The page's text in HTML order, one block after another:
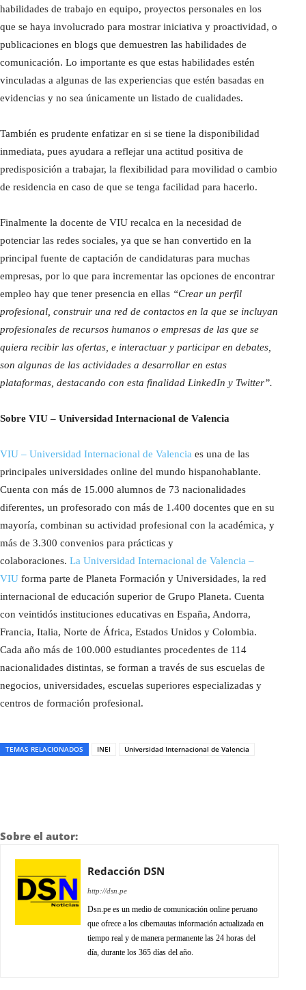
habilidades de trabajo en equipo, proyectos personales en los
que se haya involucrado para mostrar iniciativa y proactividad, o
publicaciones en blogs que demuestren las habilidades de
comunicación. Lo importante es que estas habilidades estén
vinculadas a algunas de las experiencias que estén basadas en
evidencias y no sea únicamente un listado de cualidades.
También es prudente enfatizar en si se tiene la disponibilidad
inmediata, pues ayudara a reflejar una actitud positiva de
predisposición a trabajar, la flexibilidad para movilidad o cambio
de residencia en caso de que se tenga facilidad para hacerlo.
Finalmente la docente de VIU recalca en la necesidad de
potenciar las redes sociales, ya que se han convertido en la
principal fuente de captación de candidaturas para muchas
empresas, por lo que para incrementar las opciones de encontrar
empleo hay que tener presencia en ellas “Crear un perfil
profesional, construir una red de contactos en la que se incluyan
profesionales de recursos humanos o empresas de las que se
quiera recibir las ofertas, e interactuar y participar en debates,
son algunas de las actividades a desarrollar en estas
plataformas, destacando con esta finalidad LinkedIn y Twitter”.
Sobre VIU – Universidad Internacional de Valencia
VIU – Universidad Internacional de Valencia es una de las
principales universidades online del mundo hispanohablante.
Cuenta con más de 15.000 alumnos de 73 nacionalidades
diferentes, un profesorado con más de 1.400 docentes que en su
mayoría, combinan su actividad profesional con la académica, y
más de 3.300 convenios para prácticas y
colaboraciones. La Universidad Internacional de Valencia –
VIU forma parte de Planeta Formación y Universidades, la red
internacional de educación superior de Grupo Planeta. Cuenta
con veintidós instituciones educativas en España, Andorra,
Francia, Italia, Norte de África, Estados Unidos y Colombia.
Cada año más de 100.000 estudiantes procedentes de 114
nacionalidades distintas, se forman a través de sus escuelas de
negocios, universidades, escuelas superiores especializadas y
centros de formación profesional.
TEMAS RELACIONADOS INEI Universidad Internacional de Valencia
Sobre el autor:
Redacción DSN
http://dsn.pe
Dsn.pe es un medio de comunicación online peruano
que ofrece a los cibernautas información actualizada en
tiempo real y de manera permanente las 24 horas del
día, durante los 365 días del año.